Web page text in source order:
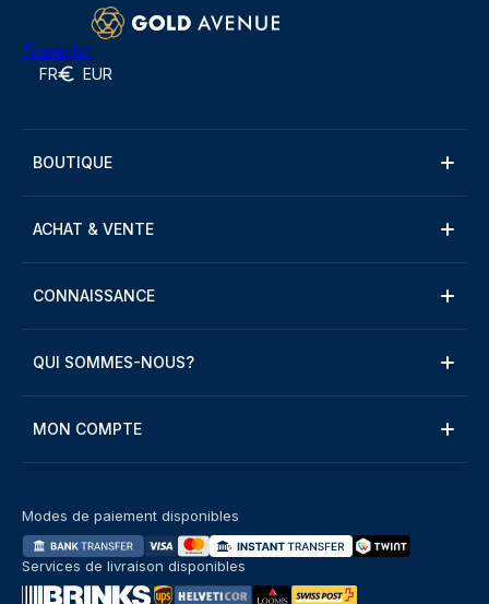
Trustpilot
FR EUR
BOUTIQUE
ACHAT & VENTE
CONNAISSANCE
QUI SOMMES-NOUS?
MON COMPTE
Modes de paiement disponibles
Services de livraison disponibles